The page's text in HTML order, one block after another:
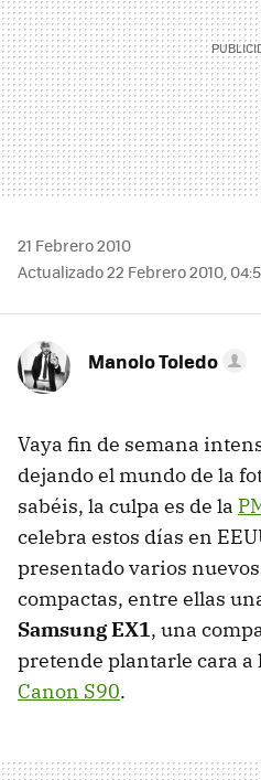
21 Febrero 2010
Actualizado 22 Febrero 2010,
Manolo Toledo
Vaya fin de semana
dejando el mundo de la
sabéis, la culpa es de la
celebra estos días en
presentado varios
compactas, entre ellas
Samsung EX1, una
pretende plantarle cara a
Canon S90.